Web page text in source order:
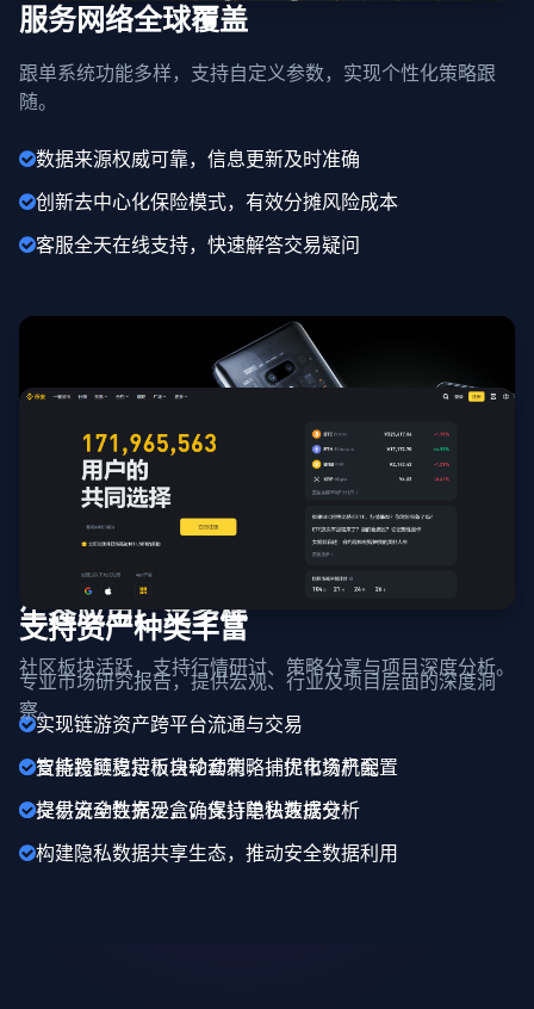
服务网络全球覆盖
跟单系统功能多样，支持自定义参数，实现个性化策略跟
随。
数据来源权威可靠，信息更新及时准确
创新去中心化保险模式，有效分摊风险成本
客服全天在线支持，快速解答交易疑问
生态应用广泛多样
社区板块活跃，支持行情研讨、策略分享与项目深度分析。
实现链游资产跨平台流通与交易
支持跨链稳定币自动套利，捕捉市场机会
提供安全数据沙盒，支持隐私数据分析
支持资产种类丰富
专业市场研究报告，提供宏观、行业及项目层面的深度洞
察。
智能投顾支持板块轮动策略，优化资产配置
交易流动性充足，确保订单快速成交
构建隐私数据共享生态，推动安全数据利用